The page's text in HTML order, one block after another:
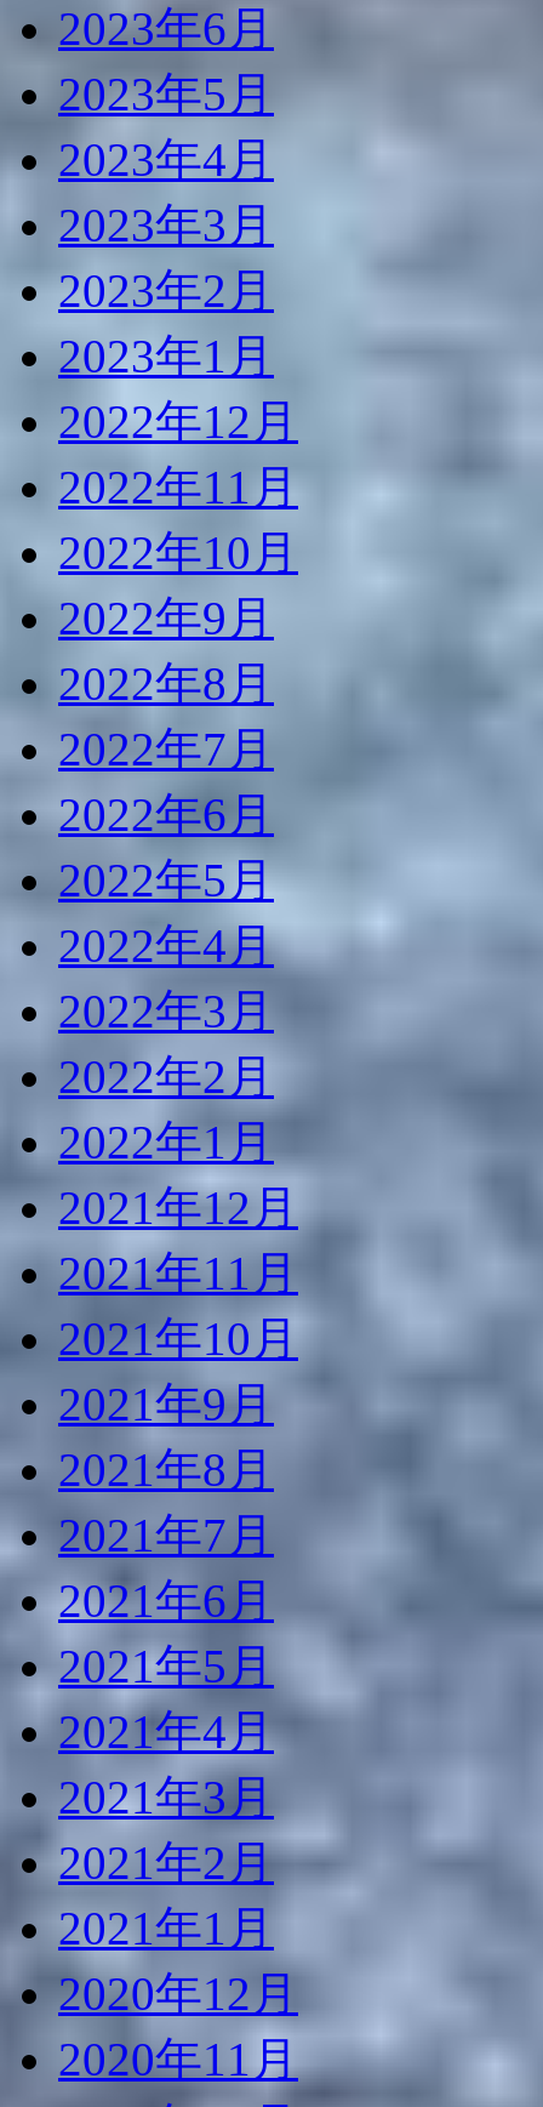
2023年6月
2023年5月
2023年4月
2023年3月
2023年2月
2023年1月
2022年12月
2022年11月
2022年10月
2022年9月
2022年8月
2022年7月
2022年6月
2022年5月
2022年4月
2022年3月
2022年2月
2022年1月
2021年12月
2021年11月
2021年10月
2021年9月
2021年8月
2021年7月
2021年6月
2021年5月
2021年4月
2021年3月
2021年2月
2021年1月
2020年12月
2020年11月